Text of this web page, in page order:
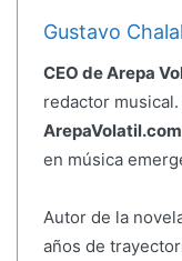
Gustavo
CEO de Arepa
redactor
ArepaVolatil.com
en música
Autor de la
años de